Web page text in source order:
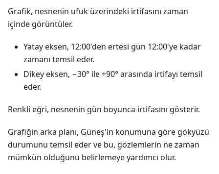
Grafik, nesnenin ufuk üzerindeki irtifasını zaman
içinde görüntüler.
Yatay eksen, 12:00'den ertesi gün 12:00'ye kadar
zamanı temsil eder.
Dikey eksen, −30° ile +90° arasında irtifayı temsil
eder.
Renkli eğri, nesnenin gün boyunca irtifasını gösterir.
Grafiğin arka planı, Güneş'in konumuna göre gökyüzü
durumunu temsil eder ve bu, gözlemlerin ne zaman
mümkün olduğunu belirlemeye yardımcı olur.